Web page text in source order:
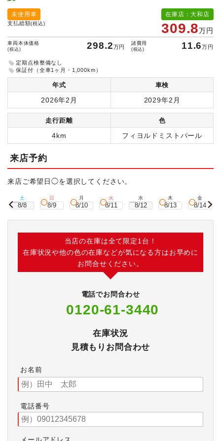
在庫店：大和店
未使用車
支払総額(税込) 309.8万円
車両本体価格
(税込) 298.2万円
諸費用
(税込) 11.6万円
定期点検整備なし
保証付（全車1ヶ月・1,000km）
年式 車検
2026年2月 2029年2月
走行距離 色
4km フィヨルドミストパール
来店予約
来店ご希望日◯を選択してください。
土
8/8
日
8/9
月
8/10
火
8/11
水
8/12
木
8/13
金
8/14
当店の在庫は全て限定1台！
在庫状況や他の色の在庫などが気になる方はお早めに
お問合せください。
電話でお問合わせ
0120-61-3440
在庫状況
見積もりお問合わせ
お名前
電話番号
メールアドレス